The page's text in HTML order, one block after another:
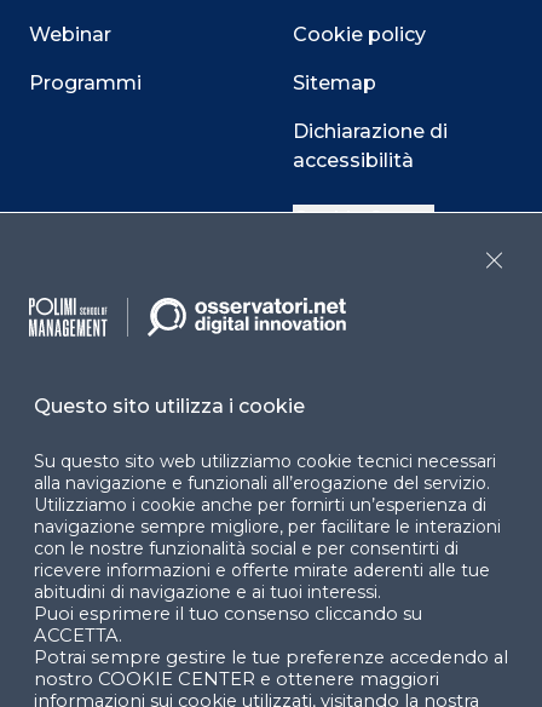
Webinar
Programmi
Cookie policy
Sitemap
Dichiarazione di
accessibilità
Cookie Center
Facebook LinkedIn
© 2024 Copyright © Politecnico di Milano Dipartimento
di Ingegneria Gestionale
Questo sito utilizza i cookie
Su questo sito web utilizziamo cookie tecnici necessari
alla navigazione e funzionali all’erogazione del servizio.
Utilizziamo i cookie anche per fornirti un’esperienza di
navigazione sempre migliore, per facilitare le interazioni
con le nostre funzionalità social e per consentirti di
ricevere informazioni e offerte mirate aderenti alle tue
abitudini di navigazione e ai tuoi interessi.
Puoi esprimere il tuo consenso cliccando su
ACCETTA.
Potrai sempre gestire le tue preferenze accedendo al
nostro COOKIE CENTER e ottenere maggiori
informazioni sui cookie utilizzati, visitando la nostra